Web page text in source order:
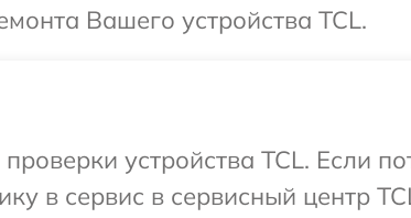
Вашего устройства TCL.
устройства TCL. Если
в сервис в сервисный центр